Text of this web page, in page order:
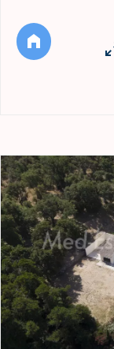
répartis sur deux
volumes et
cha ...